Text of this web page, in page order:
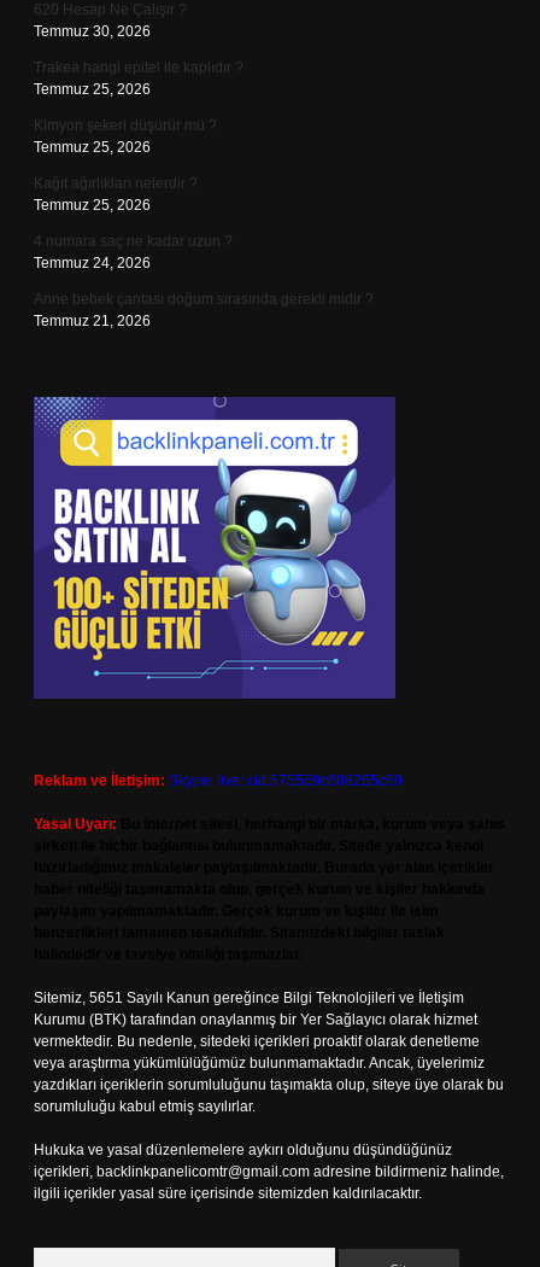
620 Hesap Ne Çalışır ?
Temmuz 30, 2026
Trakea hangi epitel ile kaplıdır ?
Temmuz 25, 2026
Kimyon şekeri düşürür mü ?
Temmuz 25, 2026
Kağıt ağırlıkları nelerdir ?
Temmuz 25, 2026
4 numara saç ne kadar uzun ?
Temmuz 24, 2026
Anne bebek çantası doğum sırasında gerekli midir ?
Temmuz 21, 2026
Reklam ve İletişim: Skype: live:.cid.575569c608265c69
Yasal Uyarı:
Sitemiz, 5651 Sayılı Kanun gereğince Bilgi Teknolojileri ve İletişim
Kurumu (BTK) tarafından onaylanmış bir Yer Sağlayıcı olarak hizmet
vermektedir. Bu nedenle, sitedeki içerikleri proaktif olarak denetleme
veya araştırma yükümlülüğümüz bulunmamaktadır. Ancak, üyelerimiz
yazdıkları içeriklerin sorumluluğunu taşımakta olup, siteye üye olarak bu
sorumluluğu kabul etmiş sayılırlar.
Hukuka ve yasal düzenlemelere aykırı olduğunu düşündüğünüz
içerikleri, backlinkpanelicomtr@gmail.com adresine bildirmeniz halinde,
ilgili içerikler yasal süre içerisinde sitemizden kaldırılacaktır.